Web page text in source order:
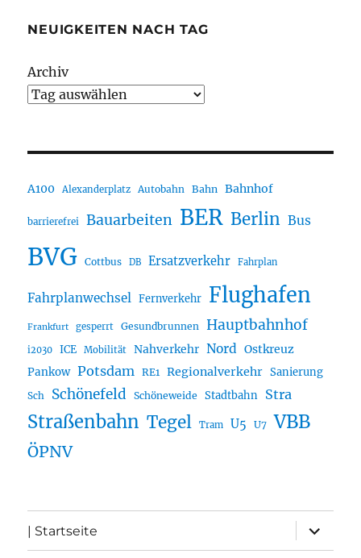
NEUIGKEITEN NACH TAG
Archiv
A100 Alexanderplatz Autobahn Bahn Bahnhof
barrierefrei Bauarbeiten BER Berlin Bus
BVG Cottbus DB Ersatzverkehr Fahrplan
Fahrplanwechsel Fernverkehr Flughafen
Frankfurt gesperrt Gesundbrunnen Hauptbahnhof
i2030 ICE Mobilität Nahverkehr Nord Ostkreuz
Pankow Potsdam RE1 Regionalverkehr Sanierung
Sch Schönefeld Schöneweide Stadtbahn Stra
Straßenbahn Tegel Tram U5 U7 VBB
ÖPNV
| Startseite
öffnen